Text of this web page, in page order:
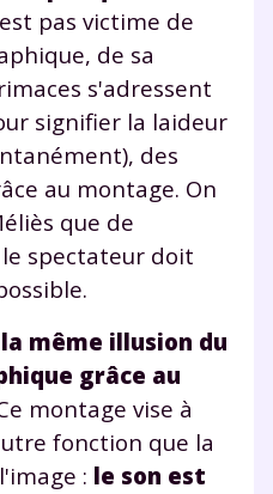
pas victime de
de sa
s'adressent
signifier la laideur
des
au montage. On
que de
spectateur doit
même illusion du
grâce au
montage vise à
fonction que la
: le son est